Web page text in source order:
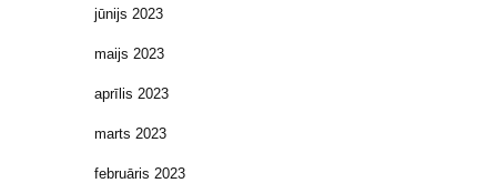
jūnijs 2023
maijs 2023
aprīlis 2023
marts 2023
februāris 2023